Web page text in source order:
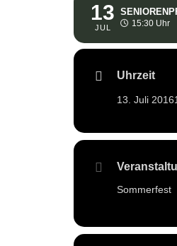
13
JUL 15:30 Uhr
Uhrzeit
13. Juli 2016
Sommerfest